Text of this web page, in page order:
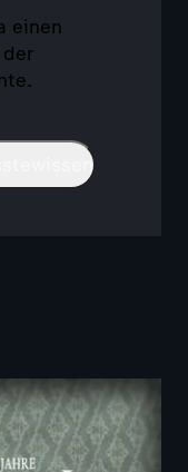
einen